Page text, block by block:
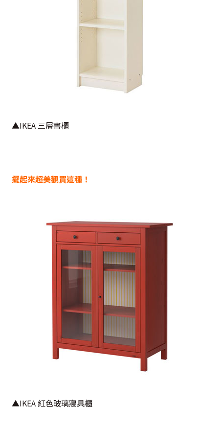
▲IKEA 三層書櫃
擺起來超美觀買這種！
▲IKEA 紅色玻璃寢具櫃